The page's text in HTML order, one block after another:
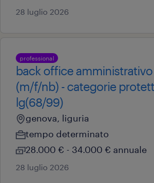
28 luglio 2026
professional
back office amministrativo
(m/f/nb) - categorie
lg(68/99)
genova, liguria
tempo determinato
28.000 € - 34.000 € annuale
28 luglio 2026